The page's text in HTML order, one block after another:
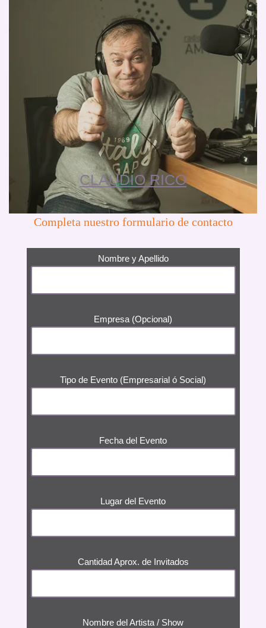
CLAUDIO RICO
Completa nuestro formulario de contacto
Nombre y Apellido
Empresa (Opcional)
Tipo de Evento (Empresarial ó Social)
Fecha del Evento
Lugar del Evento
Cantidad Aprox. de Invitados
Nombre del Artista / Show